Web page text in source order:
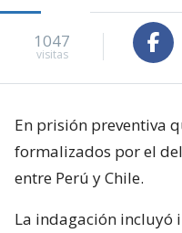
1047
visitas
En prisión preventiva
formalizados por el
entre Perú y Chile.
La indagación incluyó